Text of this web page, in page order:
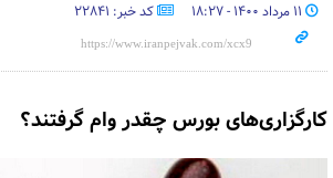
۱۱ مرداد ۱۴۰۰ - ۱۸:۲۷ کد خبر: 22841
کارگزاری‌های بورس چقدر وام گرفتند؟